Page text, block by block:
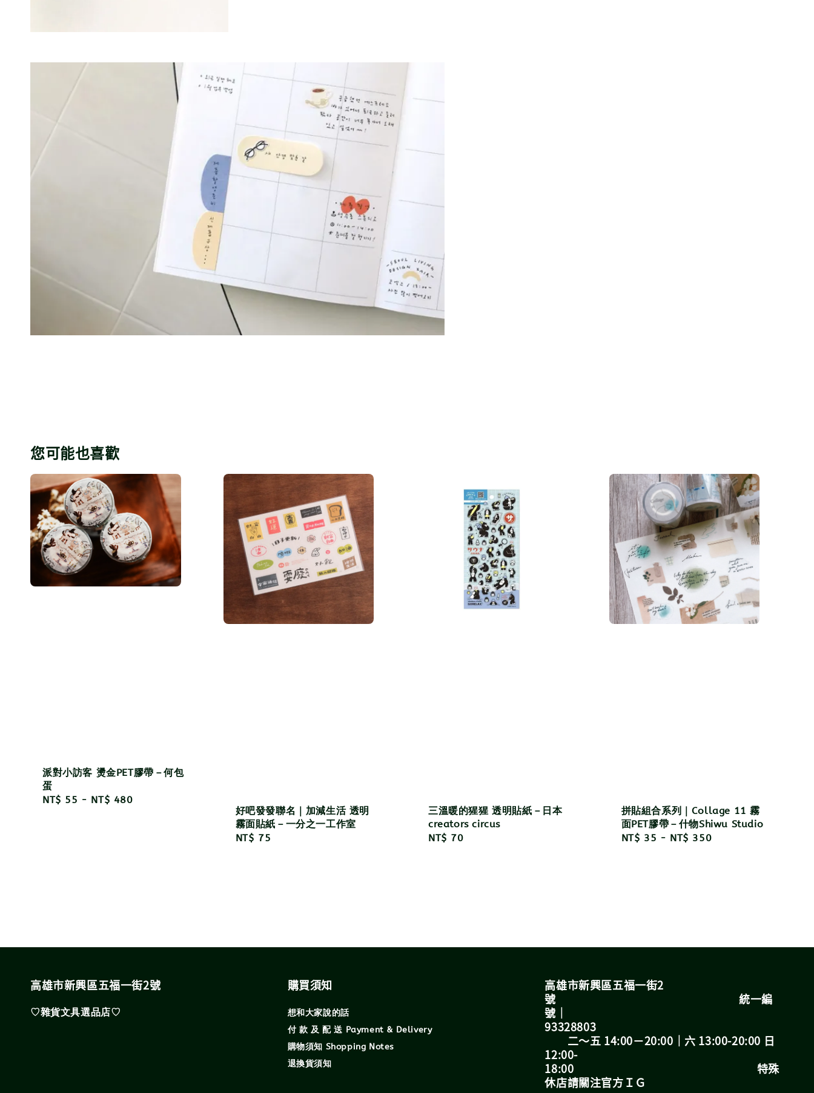
您可能也喜歡
派對小訪客 燙金PET膠帶－何包
蛋
Regular
NT$ 55 - NT$ 480
好吧發發聯名｜加減生活 透明
霧面貼紙－一分之一工作室
Regular
NT$ 75
三溫暖的猩猩 透明貼紙－日本
creators circus
Regular
NT$ 70
拼貼組合系列｜Collage 11 霧
面PET膠帶－什物Shiwu Studio
Regular
NT$ 35 - NT$ 350
高雄市新興區五福一街2號
♡雜貨文具選品店♡
購買須知
想和大家說的話
付 款 及 配 送 Payment & Delivery
購物須知 Shopping Notes
退換貨須知
高雄市新興區五福一街2
號 統一編
號｜
93328803
二～五 14:00－20:00｜六 13:00-20:00 日
12:00-
18:00 特殊
休店請關注官方ＩＧ